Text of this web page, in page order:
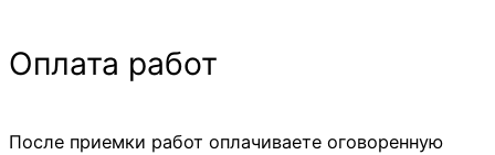
Оплата работ
После приемки работ оплачиваете оговоренную